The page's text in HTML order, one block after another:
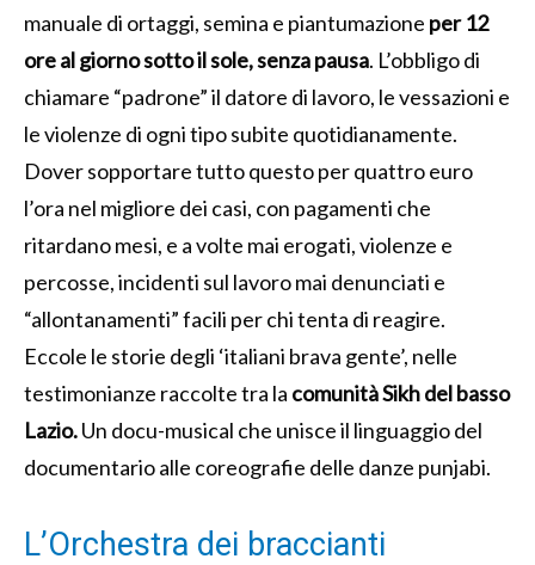
manuale di ortaggi, semina e piantumazione per 12
ore al giorno sotto il sole, senza pausa. L’obbligo di
chiamare “padrone” il datore di lavoro, le vessazioni e
le violenze di ogni tipo subite quotidianamente.
Dover sopportare tutto questo per quattro euro
l’ora nel migliore dei casi, con pagamenti che
ritardano mesi, e a volte mai erogati, violenze e
percosse, incidenti sul lavoro mai denunciati e
“allontanamenti” facili per chi tenta di reagire.
Eccole le storie degli ‘italiani brava gente’, nelle
testimonianze raccolte tra la comunità Sikh del basso
Lazio.Un docu-musical che unisce il linguaggio del
documentario alle coreografie delle danze punjabi.
L’Orchestra dei braccianti